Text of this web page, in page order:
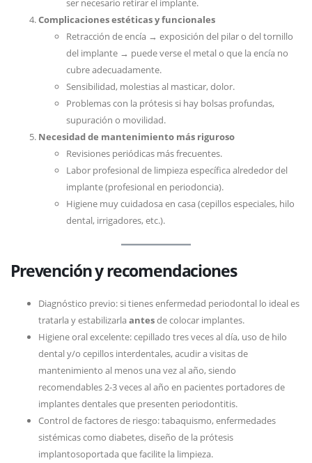
ser necesario retirar el implante.
Complicaciones estéticas y funcionales
Retracción de encía → exposición del pilar o del tornillo
del implante → puede verse el metal o que la encía no
cubre adecuadamente.
Sensibilidad, molestias al masticar, dolor.
Problemas con la prótesis si hay bolsas profundas,
supuración o movilidad.
Necesidad de mantenimiento más riguroso
Revisiones periódicas más frecuentes.
Labor profesional de limpieza específica alrededor del
implante (profesional en periodoncia).
Higiene muy cuidadosa en casa (cepillos especiales, hilo
dental, irrigadores, etc.).
Prevención y recomendaciones
Diagnóstico previo: si tienes enfermedad periodontal lo ideal es
tratarla y estabilizarlaantesde colocar implantes.
Higiene oral excelente: cepillado tres veces al día, uso de hilo
dental y/o cepillos interdentales, acudir a visitas de
mantenimiento al menos una vez al año, siendo
recomendables 2-3 veces al año en pacientes portadores de
implantes dentales que presenten periodontitis.
Control de factores de riesgo: tabaquismo, enfermedades
sistémicas como diabetes, diseño de la prótesis
implantosoportada que facilite la limpieza.